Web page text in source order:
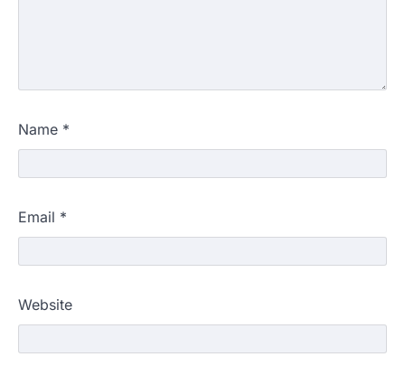
Name *
Email *
Website